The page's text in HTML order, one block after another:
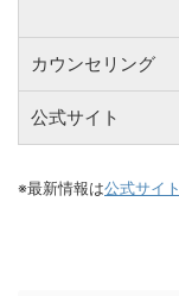
カウンセリング
公式サイト
※最新情報は公式サイト